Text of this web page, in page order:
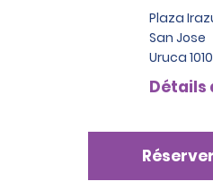
Plaza
San Jose
Uruca
Détails